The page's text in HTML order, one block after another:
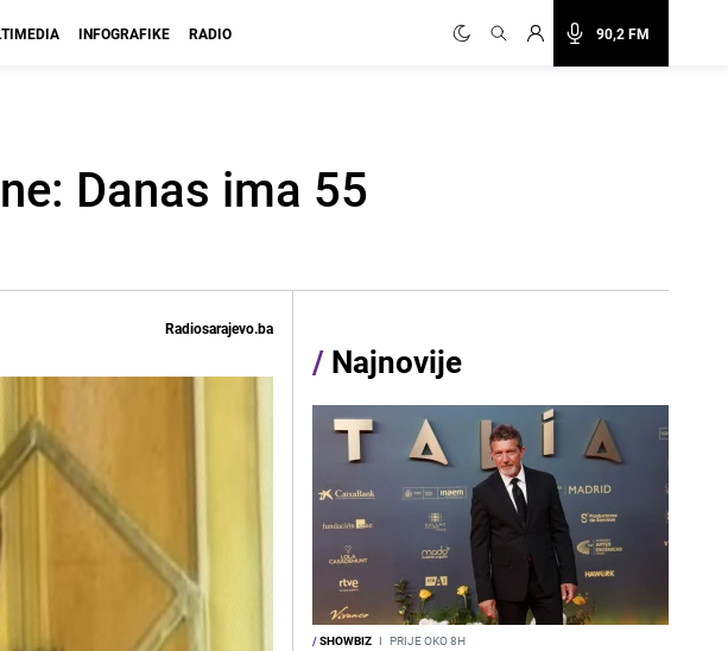
90,2 FM
INFOGRAFIKE RADIO
Danas ima 55
Radiosarajevo.ba
/ Najnovije
/SHOWBIZ I PRIJE OKO 8H